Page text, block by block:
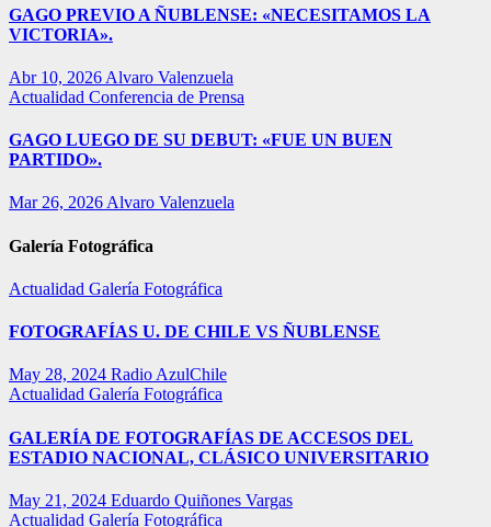
GAGO PREVIO A ÑUBLENSE: «NECESITAMOS LA
VICTORIA».
Abr 10, 2026 Alvaro Valenzuela
Actualidad Conferencia de Prensa
GAGO LUEGO DE SU DEBUT: «FUE UN BUEN
PARTIDO».
Mar 26, 2026 Alvaro Valenzuela
Galería Fotográfica
Actualidad Galería Fotográfica
FOTOGRAFÍAS U. DE CHILE VS ÑUBLENSE
May 28, 2024 Radio AzulChile
Actualidad Galería Fotográfica
GALERÍA DE FOTOGRAFÍAS DE ACCESOS DEL
ESTADIO NACIONAL, CLÁSICO UNIVERSITARIO
May 21, 2024 Eduardo Quiñones Vargas
Actualidad Galería Fotográfica